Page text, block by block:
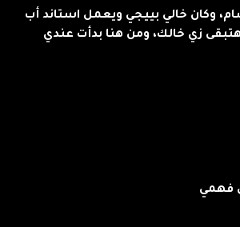
وكان خالي بييجي ويعمل استاند أب
هتبقى زي خالك، ومن هنا بدأت عندي
فهمي